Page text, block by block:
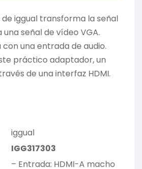
iggual transforma la señal
una señal de vídeo VGA.
una entrada de audio.
práctico adaptador, un
de una interfaz HDMI.
iggual
IGG317303
– Entrada: HDMI-A macho